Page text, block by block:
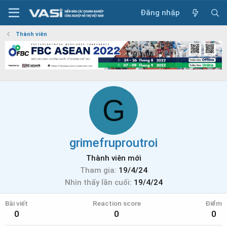
Đăng nhập
Thành viên
G
grimefruproutroi
Thành viên mới
Tham gia 19/4/24
Nhìn thấy lần cuối 19/4/24
Bài viết
0
Reaction score
0
Điểm
0